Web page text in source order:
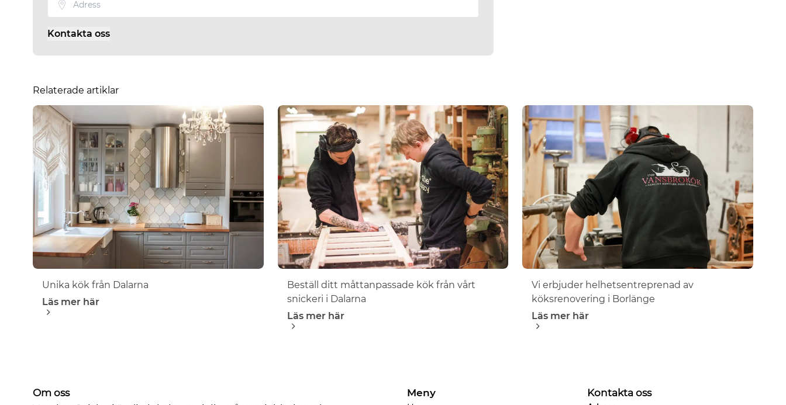
Kontakta oss
Relaterade artiklar
Unika kök från Dalarna
Läs mer här
Beställ ditt måttanpassade kök från vårt
snickeri i Dalarna
Läs mer här
Vi erbjuder helhetsentreprenad av
köksrenovering i Borlänge
Läs mer här
Om oss
Meny Kontakta oss